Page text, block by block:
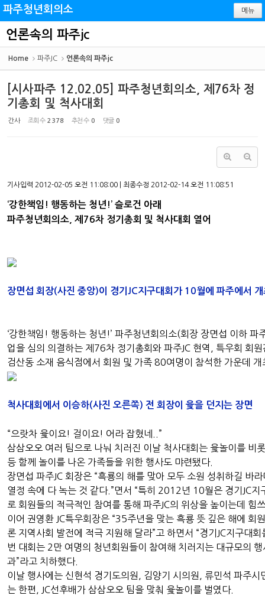
파주청년회의소 메뉴
언론속의 파주jc
Home 파주JC 언론속의 파주jc
[시사파주 12.02.05] 파주청년회의소, 제76차 정
기총회 및 척사대회
간사 조회 수 2378 추천 수 0 댓글 0
기사입력 2012-02-05 오전 11:08:00 | 최종수정 2012-02-14 오전 11:08:51
‘강한책임! 행동하는 청년!’ 슬로건 아래
파주청년회의소, 제76차 정기총회 및 척사대회 열어
장면섭 회장(사진 중앙)이 경기JC지구대회가 10월에 파주에서
‘강한책임! 행동하는 청년!’ 파주청년회의소(회장 장면섭 이하
업을 심의 의결하는 제76차 정기총회와 파주JC 현역, 특우회 회
검산동 소재 음식점에서 회원 및 가족 80여명이 참석한 가운데 개
척사대회에서 이승하(사진 오른쪽) 전 회장이 윷을 던지는 장면
“으랏차 윷이요! 걸이요! 어라 잡혔네..”
삼삼오오 여러 팀으로 나눠 치러진 이날 척사대회는 윷놀이를 비
등 함께 놀이를 나온 가족들을 위한 행사도 먀련됐다.
장면섭 파주JC 회장은 “흑룡의 해를 맞아 모두 소원 성취하길 바
열정 속에 다 녹는 것 같다.”면서 “특히 2012년 10월은 경기JC
로 회원들의 적극적인 참여를 통해 파주JC의 위상을 높이는데 힘
이어 권영환 JC특우회장은 “35주년을 맞는 흑룡 뜻 깊은 해에 회
론 지역사회 발전에 적극 지원해 달라”고 하면서 “경기JC지구대
번 대회는 2만 여명의 청년회원들이 참여해 치러지는 대규모의
과”라고 치하했다.
이날 행사에는 신현석 경기도의원, 김양기 시의원, 류민석 파주시
는 한편, JC선후배가 삼삼오오 팀을 맞춰 윷놀이를 벌였다.